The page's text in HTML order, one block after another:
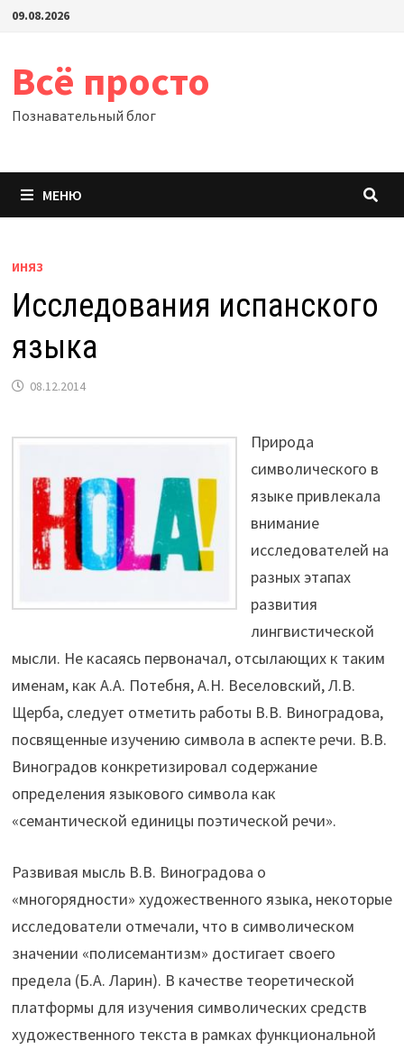
Перейти
09.08.2026
Всё просто
Познавательный блог
МЕНЮ
ИНЯЗ
Исследования испанского
языка
08.12.2014
Природа
символического в
языке привлекала
внимание
исследователей на
разных этапах
развития
лингвистической
мысли. Не касаясь первоначал, отсылающих к таким
именам, как А.А. Потебня, А.Н. Веселовский, Л.В.
Щерба, следует отметить работы В.В. Виноградова,
посвященные изучению символа в аспекте речи. В.В.
Виноградов конкретизировал содержание
определения языкового символа как
«семантической единицы поэтической речи».
Развивая мысль В.В. Виноградова о
«многорядности» художественного языка, некоторые
исследователи отмечали, что в символическом
значении «полисемантизм» достигает своего
предела (Б.А. Ларин). В качестве теоретической
платформы для изучения символических средств
художественного текста в рамках функциональной